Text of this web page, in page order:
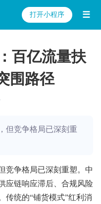
打开小程序 ☰
百亿流量扶
围路径
但竞争格局已深刻重
竞争格局已深刻重塑。中
应链响应滞后、合规风险
传统的“铺货模式”红利消